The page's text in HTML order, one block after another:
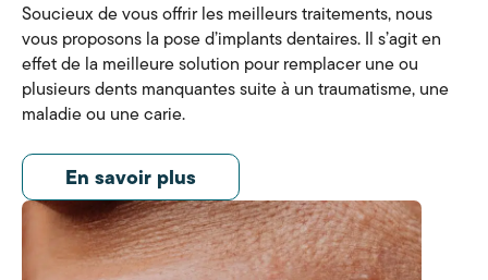
Soucieux de vous offrir les meilleurs traitements, nous
vous proposons la pose d’implants dentaires. Il s’agit en
effet de la meilleure solution pour remplacer une ou
plusieurs dents manquantes suite à un traumatisme, une
maladie ou une carie.
En savoir plus